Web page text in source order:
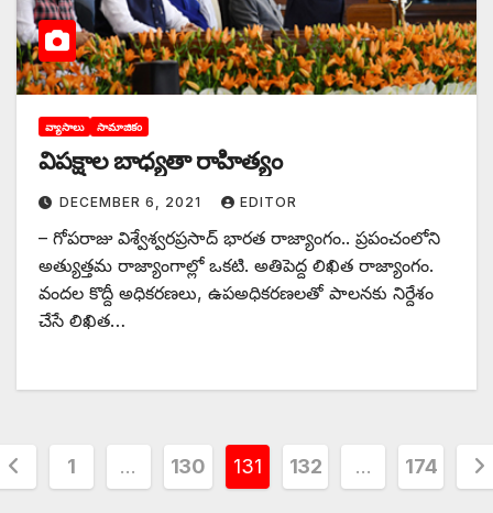
వ్యాసాలు సామాజికం
విపక్షాల బాధ్యతా రాహిత్యం
DECEMBER 6, 2021 EDITOR
– గోపరాజు విశ్వేశ్వరప్రసాద్‌ భారత రాజ్యాంగం.. ప్రపంచంలోని
అత్యుత్తమ రాజ్యాంగాల్లో ఒకటి. అతిపెద్ద లిఖిత రాజ్యాంగం.
వందల కొద్దీ అధికరణలు, ఉపఅధికరణలతో పాలనకు నిర్దేశం
చేసే లిఖిత…
1 … 130 131 132 … 174